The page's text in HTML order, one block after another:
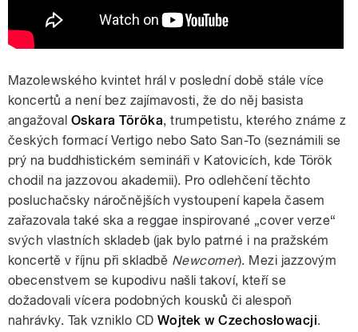
Mazolewského kvintet hrál v poslední době stále více
koncertů a není bez zajímavosti, že do něj basista
angažoval Oskara Töröka, trumpetistu, kterého známe z
českých formací Vertigo nebo Sato San-To (seznámili se
prý na buddhistickém semináři v Katovicích, kde Török
chodil na jazzovou akademii). Pro odlehčení těchto
posluchačsky náročnějších vystoupení kapela časem
zařazovala také ska a reggae inspirované „cover verze“
svých vlastních skladeb (jak bylo patrné i na pražském
koncertě v říjnu při skladbě Newcomer). Mezi jazzovým
obecenstvem se kupodivu našli takoví, kteří se
dožadovali vícera podobných kousků či alespoň
nahrávky. Tak vzniklo CD Wojtek w Czechosłowacji.